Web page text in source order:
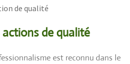
actions de qualité
est reconnu dans le